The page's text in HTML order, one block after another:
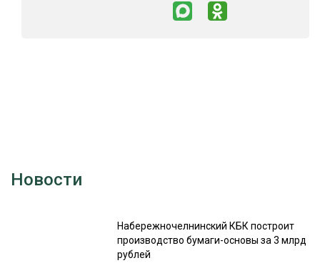
Новости
Набережночелнинский КБК построит
производство бумаги-основы за 3 млрд
рублей